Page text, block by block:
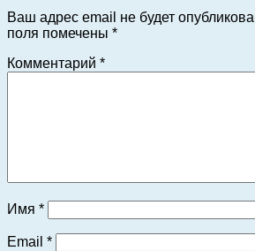
Ваш адрес email не будет
поля помечены *
Комментарий *
Имя *
Email *